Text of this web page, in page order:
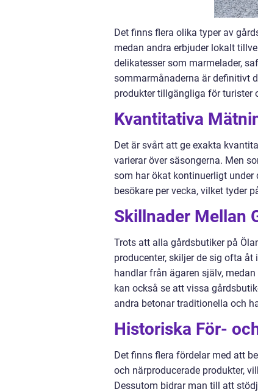
Det finns flera olika typer av
medan andra erbjuder lokalt
delikatesser som marmelader,
sommarmånaderna är definitivt
produkter tillgängliga för turister
Kvantitativa
Det är svårt att ge exakta
varierar över säsongerna. Men
som har ökat kontinuerligt under
besökare per vecka, vilket tyder
Skillnader Mellan
Trots att alla gårdsbutiker på
producenter, skiljer de sig ofta
handlar från ägaren själv,
kan också se att vissa
andra betonar traditionella och
Historiska För-
Det finns flera fördelar med att
och närproducerade produkter,
Dessutom bidrar man till att